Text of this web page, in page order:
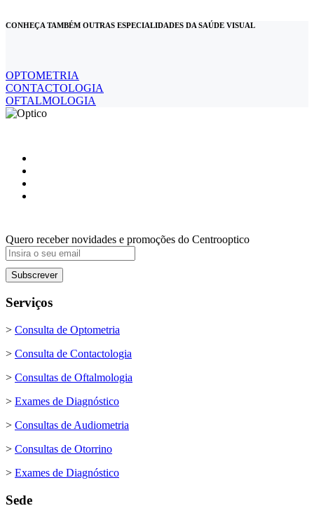
CONHEÇA TAMBÉM OUTRAS ESPECIALIDADES DA SAÚDE VISUAL
OPTOMETRIA
CONTACTOLOGIA
OFTALMOLOGIA
Quero receber novidades e promoções do Centrooptico
Serviços
> Consulta de Optometria
> Consulta de Contactologia
> Consultas de Oftalmologia
> Exames de Diagnóstico
> Consultas de Audiometria
> Consultas de Otorrino
> Exames de Diagnóstico
Sede